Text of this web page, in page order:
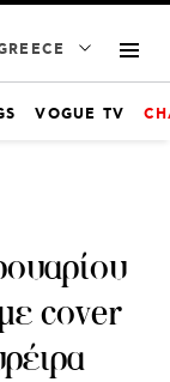
VOGUE TV
cover